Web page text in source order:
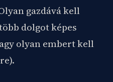
gazdává kell
dolgot képes
olyan embert kell